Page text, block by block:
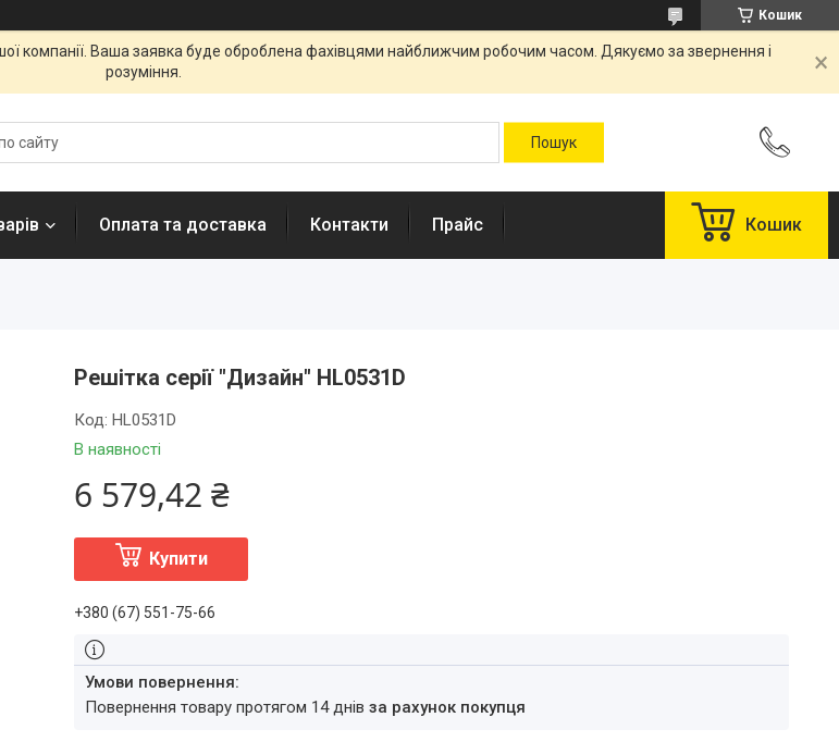
Кошик
компанії. Ваша заявка буде оброблена фахівцями найближчим робочим часом. Дякуємо за звернення і
розуміння.
Оплата та доставка Контакти Прайс Кошик
Решітка серії "Дизайн" HL0531D
В наявності
Код:HL0531D
6 579,42 ₴
Купити
+380 (67) 551-75-66
повернення товару протягом 14 днівза рахунок покупця